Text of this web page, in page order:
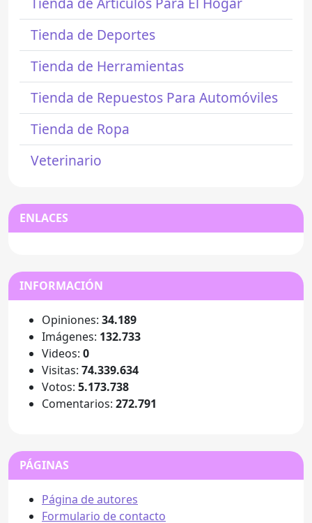
Tienda de Deportes
Tienda de Herramientas
Tienda de Repuestos Para Automóviles
Tienda de Ropa
Veterinario
ENLACES
INFORMACIÓN
Opiniones: 34.189
Imágenes: 132.733
Videos: 0
Visitas: 74.339.634
Votos: 5.173.738
Comentarios: 272.791
PÁGINAS
Página de autores
Formulario de contacto